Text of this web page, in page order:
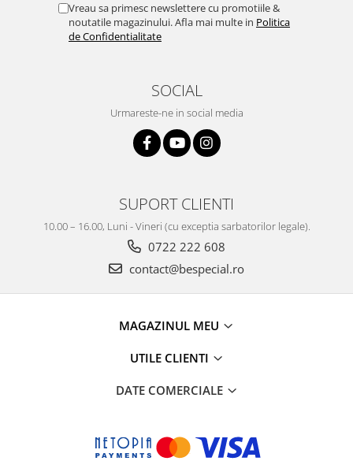
Vreau sa primesc newslettere cu promotiile &
noutatile magazinului. Afla mai multe in Politica
de Confidentialitate
SOCIAL
Urmareste-ne in social media
SUPORT CLIENTI
10.00 – 16.00, Luni - Vineri (cu exceptia sarbatorilor legale).
0722 222 608
contact@bespecial.ro
MAGAZINUL MEU
UTILE CLIENTI
DATE COMERCIALE